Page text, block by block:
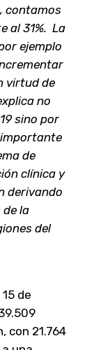
contamos
al 31%. La
ejemplo
virtud de
no
sino por
de
clínica y
derivando
la
del
de
con 21.764